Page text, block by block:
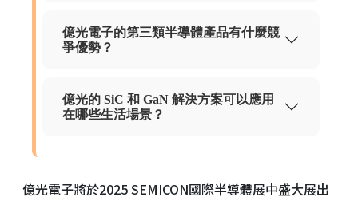
億光電子的第三類半導體產品有什麼競
爭優勢？
億光的 SiC 和 GaN 解決方案可以應用
在哪些生活場景？
億光電子將於2025 SEMICON國際半導體展中盛大展出